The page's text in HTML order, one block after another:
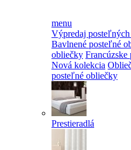
menu
Výpredaj
Bavlnené posteľné
obliečky
Nová kolekcia
posteľné obliečky
Prestieradlá